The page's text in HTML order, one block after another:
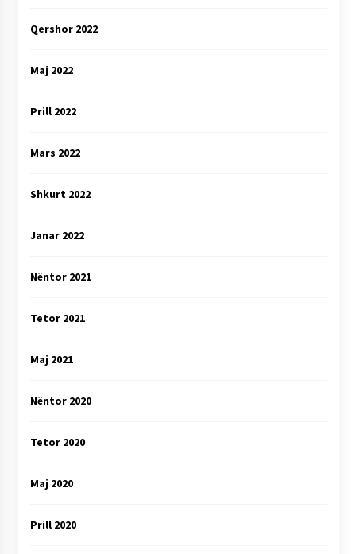
Qershor 2022
Maj 2022
Prill 2022
Mars 2022
Shkurt 2022
Janar 2022
Nëntor 2021
Tetor 2021
Maj 2021
Nëntor 2020
Tetor 2020
Maj 2020
Prill 2020